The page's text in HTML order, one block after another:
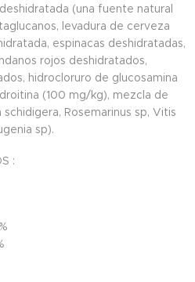
(una fuente natural
levadura de cerveza
espinacas deshidratadas,
rojos deshidratados,
hidrocloruro de glucosamina
(100 mg/kg), mezcla de
Rosemarinus sp, Vitis
sp).
: